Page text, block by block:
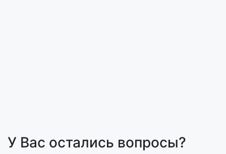
У Вас остались вопросы?